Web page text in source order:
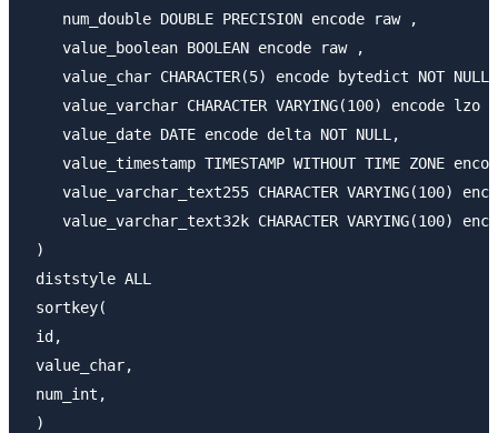
    num_double DOUBLE PRECISION encode raw ,
    value_boolean BOOLEAN encode raw ,
    value_char CHARACTER(5) encode bytedict NOT NULL,
value_varchar CHARACTER VARYING(100) encode lzo
    value_date DATE encode delta NOT NULL,
value_timestamp TIMESTAMP WITHOUT TIME ZONE
value_varchar_text255 CHARACTER VARYING(100)
value_varchar_text32k CHARACTER VARYING(100)
)
diststyle ALL
sortkey(
id,
value_char,
num_int,
)